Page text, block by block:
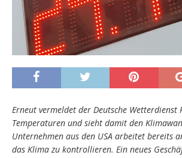
Erneut vermeldet der Deutsche Wetterdienst
Temperaturen und sieht damit den
Unternehmen aus den USA arbeitet bereits
das Klima zu kontrollieren. Ein neues